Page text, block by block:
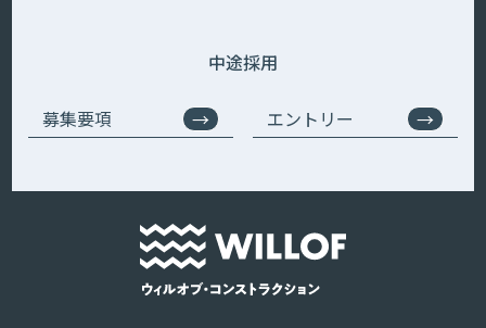
中途採用
募集要項 エントリー